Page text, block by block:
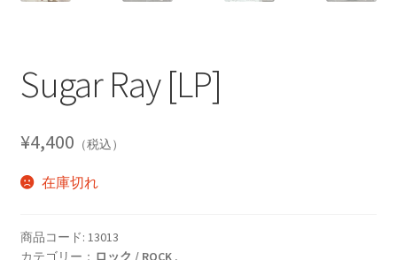
Sugar Ray [LP]
¥4,400 （税込）
在庫切れ
商品コード: 13013
カテゴリー： ロック / ROCK,